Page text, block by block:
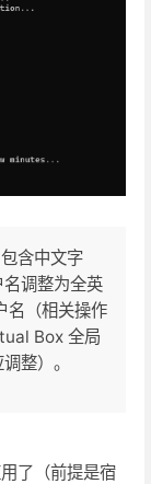
含中文字
调整为全英
名（相关操作
Box 全局
整）。
了（前提是宿